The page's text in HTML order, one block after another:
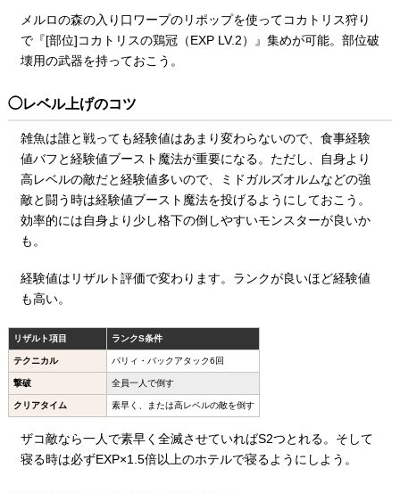
メルロの森の入り口ワープのリポップを使ってコカトリス狩り
で『[部位]コカトリスの鶏冠（EXP LV.2）』集めが可能。部位破
壊用の武器を持っておこう。
レベル上げのコツ
雑魚は誰と戦っても経験値はあまり変わらないので、食事経験
値バフと経験値ブースト魔法が重要になる。ただし、自身より
高レベルの敵だと経験値多いので、ミドガルズオルムなどの強
敵と闘う時は経験値ブースト魔法を投げるようにしておこう。
効率的には自身より少し格下の倒しやすいモンスターが良いか
も。
経験値はリザルト評価で変わります。ランクが良いほど経験値
も高い。
リザルト項目 ランクS条件
テクニカル パリィ・バックアタック6回
撃破 全員一人で倒す
クリアタイム 素早く、または高レベルの敵を倒す
ザコ敵なら一人で素早く全滅させていればS2つとれる。そして
寝る時は必ずEXP×1.5倍以上のホテルで寝るようにしよう。